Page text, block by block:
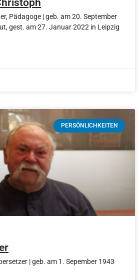
Pädagoge | geb. am 20. September
gest. am 27. Januar 2022 in Leipzig
PERSÖNLICHKEITEN
| geb. am 1. Sepember 1943